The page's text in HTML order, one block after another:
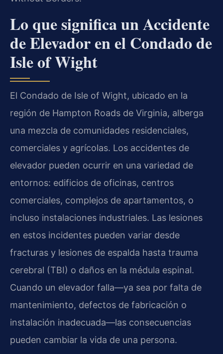
Lo que significa un Accidente
de Elevador en el Condado de
Isle of Wight
El Condado de Isle of Wight, ubicado en la
región de Hampton Roads de Virginia, alberga
una mezcla de comunidades residenciales,
comerciales y agrícolas. Los accidentes de
elevador pueden ocurrir en una variedad de
entornos: edificios de oficinas, centros
comerciales, complejos de apartamentos, o
incluso instalaciones industriales. Las lesiones
en estos incidentes pueden variar desde
fracturas y lesiones de espalda hasta trauma
cerebral (TBI) o daños en la médula espinal.
Cuando un elevador falla—ya sea por falta de
mantenimiento, defectos de fabricación o
instalación inadecuada—las consecuencias
pueden cambiar la vida de una persona.